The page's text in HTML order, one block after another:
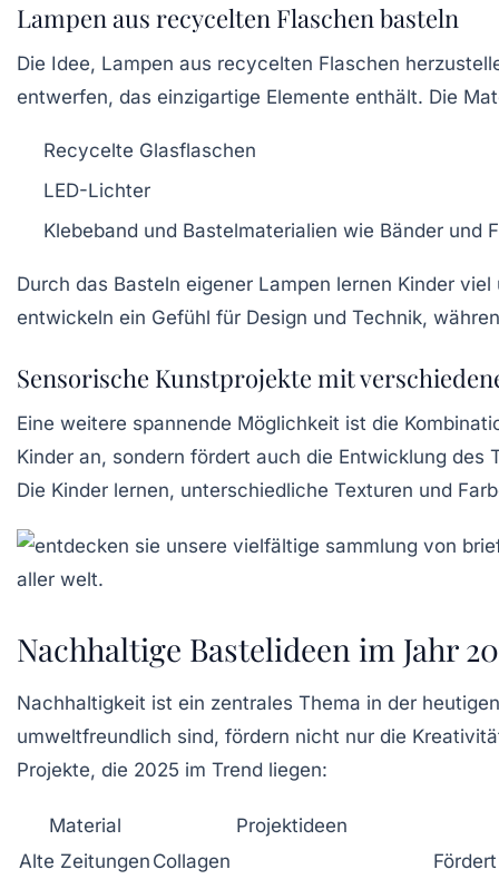
Lampen aus recycelten Flaschen basteln
Die Idee, Lampen aus recycelten Flaschen
entwerfen, das einzigartige Elemente enthält. Die
Recycelte Glasflaschen
LED-Lichter
Klebeband und Bastelmaterialien wie Bänder und
Durch das Basteln eigener Lampen lernen Kinder
entwickeln ein Gefühl für Design und Technik,
Sensorische Kunstprojekte mit
Eine weitere spannende Möglichkeit ist die
Kinder an, sondern fördert auch die Entwicklung
Die Kinder lernen, unterschiedliche Texturen und
Nachhaltige Bastelideen im Jahr
Nachhaltigkeit ist ein zentrales Thema in der
umweltfreundlich sind, fördern nicht nur die
Projekte, die 2025 im Trend liegen:
Material
Projektideen
Alte Zeitungen Collagen